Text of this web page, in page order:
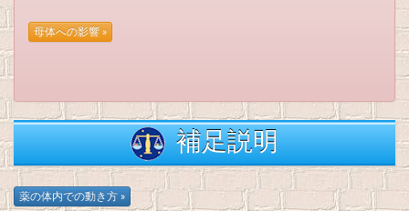
補足説明